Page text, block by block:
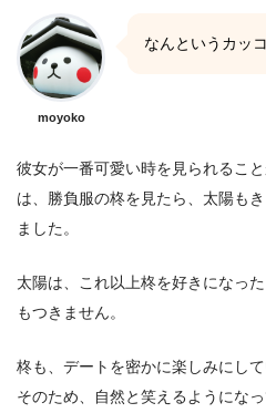
moyoko
なんというカッ
彼女が一番可愛い時を見られるこ
は、勝負服の柊を見たら、太陽も
ました。
太陽は、これ以上柊を好きになっ
もつきません。
柊も、デートを密かに楽しみにして
そのため、自然と笑えるようになっ